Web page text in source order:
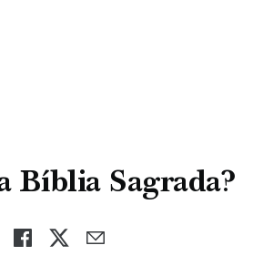
Bíblia Sagrada?